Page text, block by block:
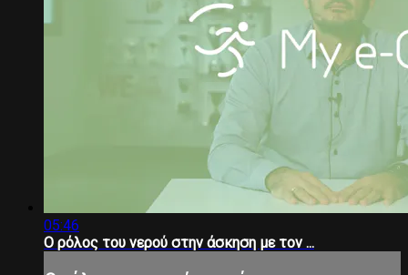
05:46
O ρόλος του νερού στην άσκηση με τον ...